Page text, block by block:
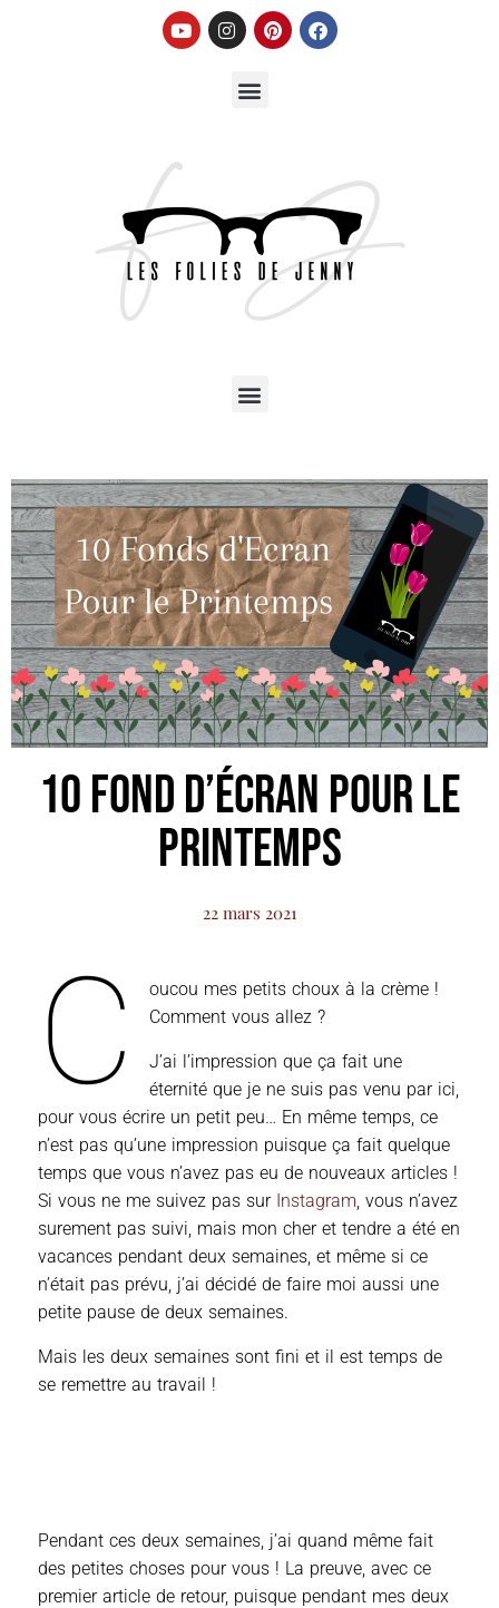
10 Fond d’Écran pour le
Printemps
22 mars 2021
C
oucou mes petits choux à la crème !
Comment vous allez ?
J’ai l’impression que ça fait une
éternité que je ne suis pas venu par ici,
pour vous écrire un petit peu… En même temps, ce
n’est pas qu’une impression puisque ça fait quelque
temps que vous n’avez pas eu de nouveaux articles !
Si vous ne me suivez pas sur Instagram , vous n’avez
surement pas suivi, mais mon cher et tendre a été en
vacances pendant deux semaines, et même si ce
n’était pas prévu, j’ai décidé de faire moi aussi une
petite pause de deux semaines.
Mais les deux semaines sont fini et il est temps de
se remettre au travail !
Pendant ces deux semaines, j’ai quand même fait
des petites choses pour vous ! La preuve, avec ce
premier article de retour, puisque pendant mes deux